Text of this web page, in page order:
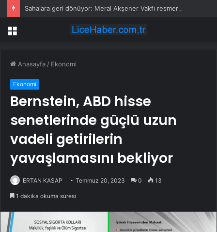
Menü
Anasayfa / Ekonomi
Ekonomi
Bernstein, ABD hisse
senetlerinde güçlü uzun
vadeli getirilerin
yavaşlamasını bekliyor
ERTAN KASAP Temmuz 20, 2023 0 13
1 dakika okuma süresi